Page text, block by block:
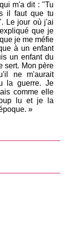
m'a dit : "Tu
il faut que tu
Le jour où j'ai
que je
je me méfie
à un enfant
un enfant du
sert. Mon père
ne m'aurait
la guerre. Je
comme elle
lu et je la
»